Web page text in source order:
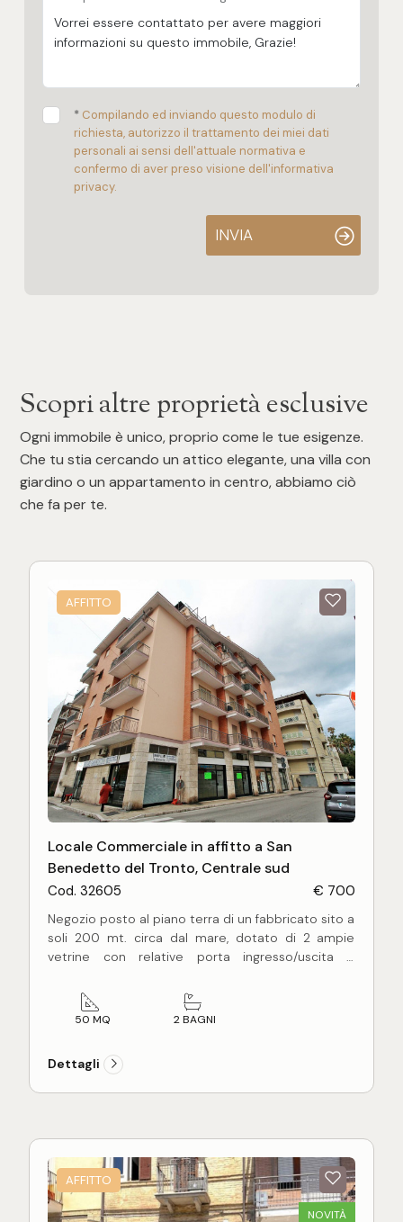
* Compilando ed inviando questo modulo di
richiesta, autorizzo il trattamento dei miei dati
personali ai sensi dell'attuale normativa e
confermo di aver preso visione dell'informativa
privacy.
INVIA
Scopri altre proprietà esclusive
Ogni immobile è unico, proprio come le tue esigenze.
Che tu stia cercando un attico elegante, una villa con
giardino o un appartamento in centro, abbiamo ciò
che fa per te.
AFFITTO
Locale Commerciale in affitto a San
Benedetto del Tronto, Centrale sud
Cod. 32605 € 700
Negozio posto al piano terra di un fabbricato sito a
soli 200 mt. circa dal mare, dotato di 2 ampie
vetrine con relative porta ingresso/uscita e
ripostiglio in discrete condizioni generali.
Posizionato fronte strada con altissimo passaggio
locale commerciale si presta a qualsiasi tipo di
attività oppure ufficio/studio.
50 MQ 2 BAGNI
Dettagli
AFFITTO
NOVITÀ